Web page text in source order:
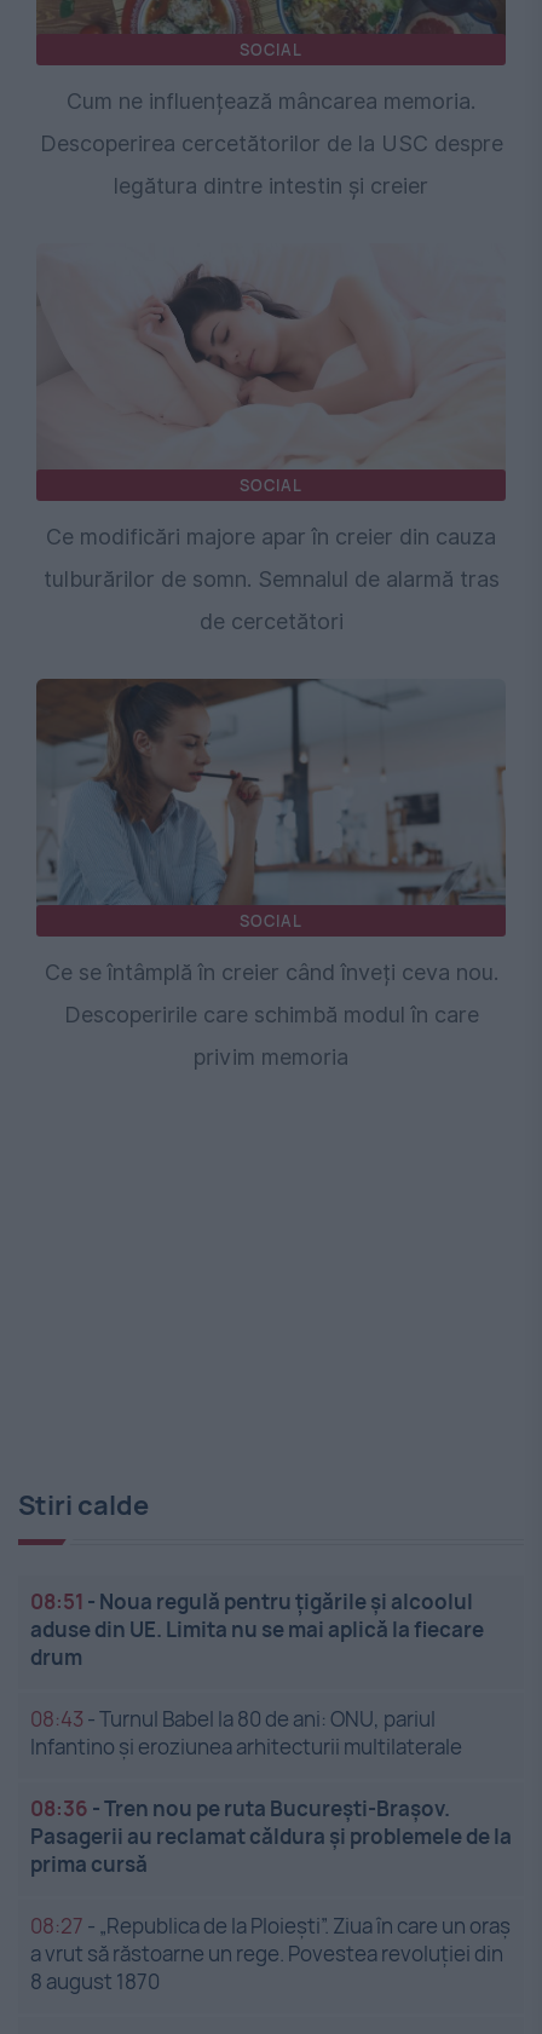
SOCIAL
Cum ne influențează mâncarea memoria.
Descoperirea cercetătorilor de la USC despre
legătura dintre intestin și creier
SOCIAL
Ce modificări majore apar în creier din cauza
tulburărilor de somn. Semnalul de alarmă tras
de cercetători
SOCIAL
Ce se întâmplă în creier când înveți ceva nou.
Descoperirile care schimbă modul în care
privim memoria
Stiri calde
08:51 - Noua regulă pentru țigările și alcoolul
aduse din UE. Limita nu se mai aplică la fiecare
drum
08:43 -Turnul Babel la 80 de ani: ONU, pariul
Infantino și eroziunea arhitecturii multilaterale
08:36 -Tren nou pe ruta București-Brașov.
Pasagerii au reclamat căldura și problemele de la
prima cursă
08:27 - „Republica de la Ploiești”. Ziua în care un oraș
a vrut să răstoarne un rege. Povestea revoluției din
8 august 1870